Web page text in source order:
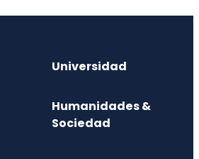
Universidad
Humanidades &
Sociedad